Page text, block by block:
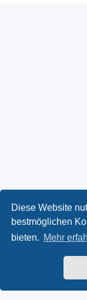
Diese Website
bestmöglichen
bieten. Mehr